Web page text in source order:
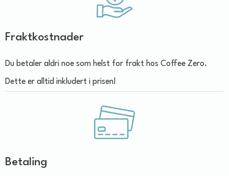
Fraktkostnader
Du betaler aldri noe som helst for frakt hos Coffee Zero.
Dette er alltid inkludert i prisen!
Betaling